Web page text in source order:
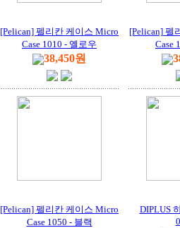
[Pelican] 펠리칸 케이스 Micro
Case 1010 - 옐로우
38,450원
[Pelican] 펠
Case
[Pelican] 펠리칸 케이스 Micro
Case 1050 - 블랙
DIPLUS